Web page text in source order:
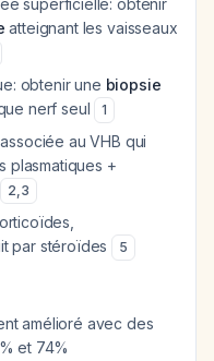
superficielle: obtenir
atteignant les vaisseaux
obtenir une biopsie
nerf seul 1
au VHB qui
plasmatiques +
2,3
par stéroïdes
5
amélioré avec des
et 74%